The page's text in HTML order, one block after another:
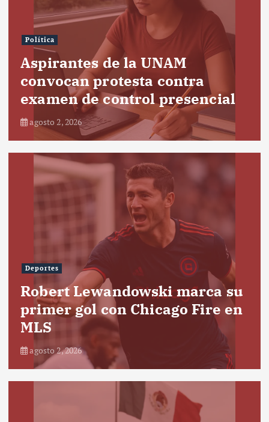
Política
Aspirantes de la UNAM
convocan protesta contra
examen de control presencial
agosto 2, 2026
Deportes
Robert Lewandowski marca su
primer gol con Chicago Fire en
MLS
agosto 2, 2026